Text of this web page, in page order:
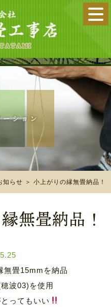
知らせ ＞ 小上がりの縁無畳納品！
縁無畳納品！
無畳15mmを納品
波03)を使用
ってもいい